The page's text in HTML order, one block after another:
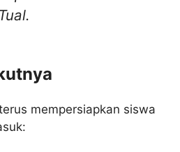
mempersiapkan siswa